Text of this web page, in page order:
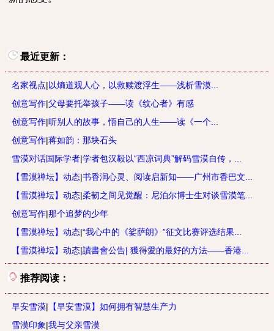
最近更新：
名家视点|以熵道观人心，以救赎渡浮生——浅析雪漠...
创意写作|父母要托举孩子——读《纹心者》有感
创意写作|听别人的故事，悟自己的人生——读《一个...
创意写作|蒋如韵：那块石头
雪漠对话国际学者|学者包汉毅以“西凉词典”解码雪漠自传，...
【雪漠禅坛】动态|书香润心灵、阅读启新知——广州市香巴文...
【雪漠禅坛】动态|柔韧之间见觉醒：尼泊尔博士生对谈雪漠笔...
创意写作|那个追梦的少年
【雪漠禅坛】动态|“我心中的《娑萨朗》”征文比赛评选结果...
【雪漠禅坛】动态|讀書會公告| 獲得愛的最好的方法——香港...
推荐阅读：
早安雪漠| 【早安雪漠】如何拥有智慧生产力
雪漠印象|我与父亲雪漠